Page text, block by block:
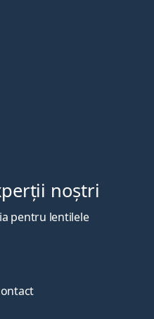
noștri
pentru lentilele